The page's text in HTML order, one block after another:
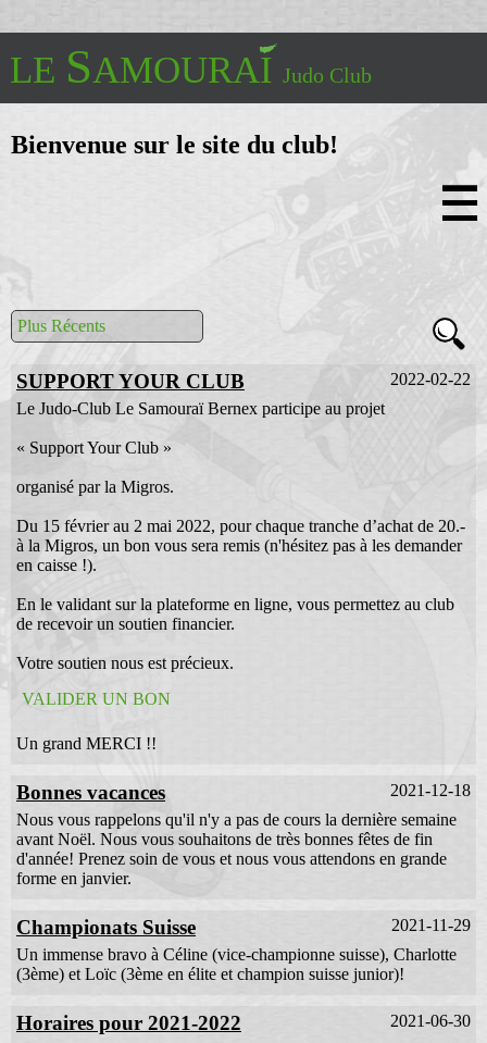
LE SAMOURAI Judo Club
Bienvenue sur le site du club!
50 ans
Contacts et Liens
Plus Récents
SUPPORT YOUR CLUB
2022-02-22
Le Judo-Club Le Samouraï Bernex participe au projet
« Support Your Club »
organisé par la Migros.
Du 15 février au 2 mai 2022, pour chaque tranche d’achat de 20.-
à la Migros, un bon vous sera remis (n'hésitez pas à les demander
en caisse !).
En le validant sur la plateforme en ligne, vous permettez au club
de recevoir un soutien financier.
Votre soutien nous est précieux.
VALIDER UN BON
Un grand MERCI !!
Bonnes vacances
2021-12-18
Nous vous rappelons qu'il n'y a pas de cours la dernière semaine
avant Noël. Nous vous souhaitons de très bonnes fêtes de fin
d'année! Prenez soin de vous et nous vous attendons en grande
forme en janvier.
Championats Suisse
2021-11-29
Un immense bravo à Céline (vice-championne suisse), Charlotte
(3ème) et Loïc (3ème en élite et champion suisse junior)!
Horaires pour 2021-2022
2021-06-30